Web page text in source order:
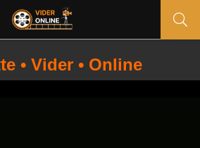
• Vider • Online